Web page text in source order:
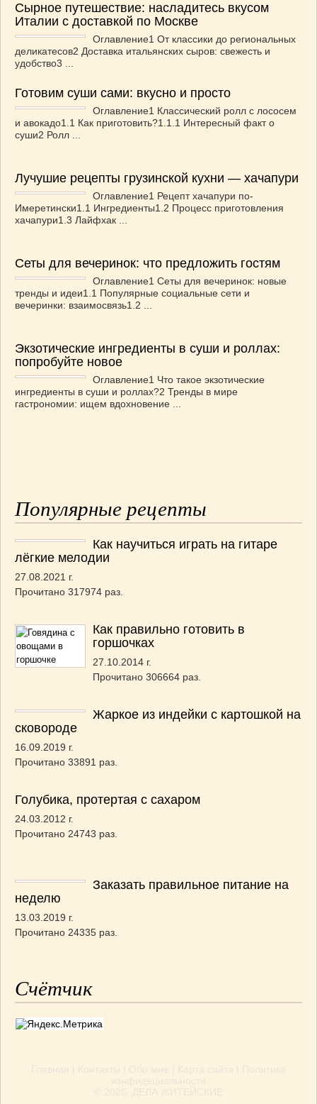
Сырное путешествие: насладитесь вкусом
Италии с доставкой по Москве
Оглавление1 От классики до региональных
деликатесов2 Доставка итальянских сыров: свежесть и
удобство3 ...
Готовим суши сами: вкусно и просто
Оглавление1 Классический ролл с лососем
и авокадо1.1 Как приготовить?1.1.1 Интересный факт о
суши2 Ролл ...
Лучушие рецепты грузинской кухни — хачапури
Оглавление1 Рецепт хачапури по-
Имеретински1.1 Ингредиенты1.2 Процесс приготовления
хачапури1.3 Лайфхак ...
Сеты для вечеринок: что предложить гостям
Оглавление1 Сеты для вечеринок: новые
тренды и идеи1.1 Популярные социальные сети и
вечеринки: взаимосвязь1.2 ...
Экзотические ингредиенты в суши и роллах:
попробуйте новое
Оглавление1 Что такое экзотические
ингредиенты в суши и роллах?2 Тренды в мире
гастрономии: ищем вдохновение ...
Популярные рецепты
Как научиться играть на гитаре
лёгкие мелодии
27.08.2021 г.
Прочитано 317974 раз.
Как правильно готовить в
горшочках
27.10.2014 г.
Прочитано 306664 раз.
Жаркое из индейки с картошкой на
сковороде
16.09.2019 г.
Прочитано 33891 раз.
Голубика, протертая с сахаром
24.03.2012 г.
Прочитано 24743 раз.
Заказать правильное питание на
неделю
13.03.2019 г.
Прочитано 24335 раз.
Счётчик